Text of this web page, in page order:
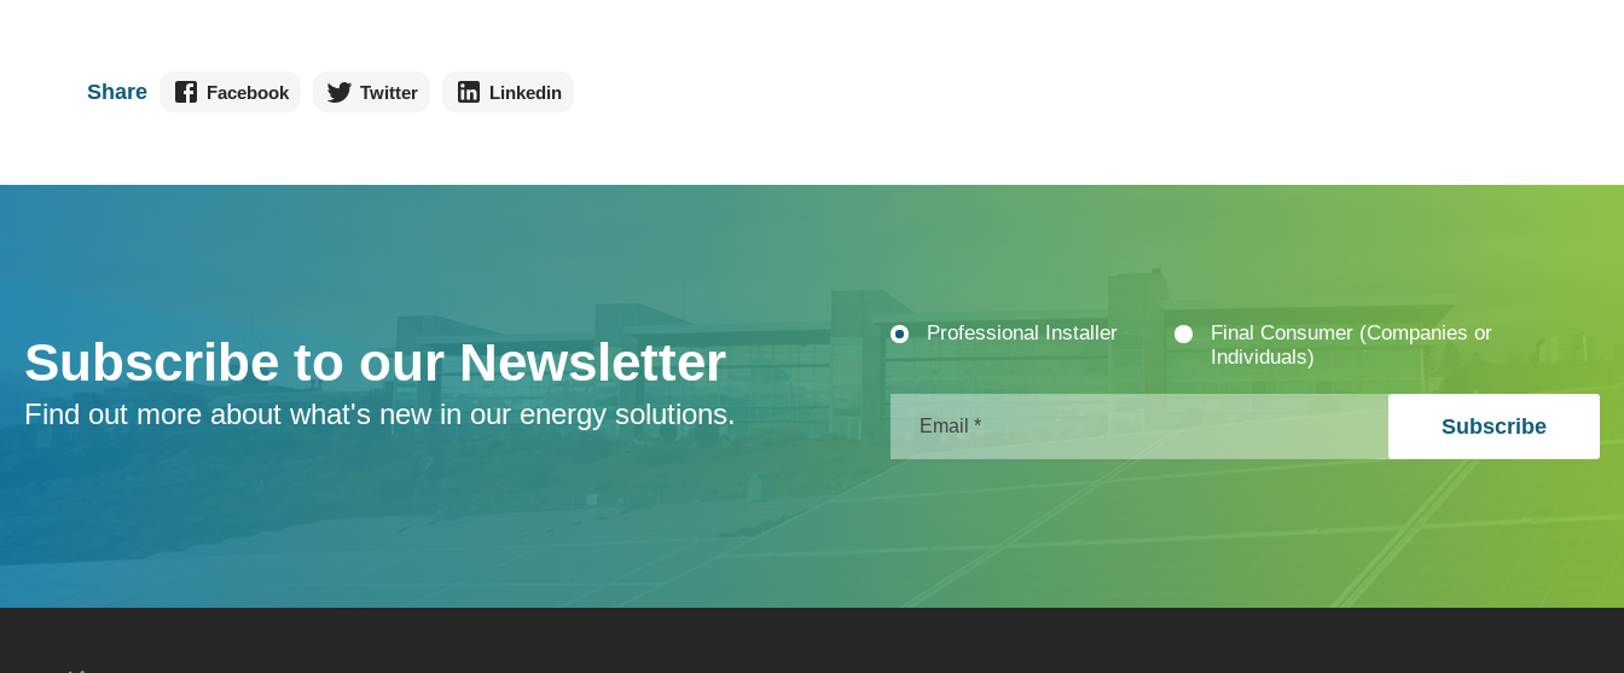
Share Facebook Twitter Linkedin
Subscribe to our Newsletter
Find out more about what's new in our energy solutions.
Professional Installer
Final Consumer (Companies or
Individuals)
Subscribe